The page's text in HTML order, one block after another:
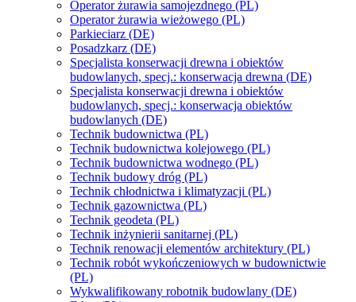
Operator żurawia samojezdnego (PL)
Operator żurawia wieżowego (PL)
Parkieciarz (DE)
Posadzkarz (DE)
Specjalista konserwacji drewna i obiektów
budowlanych, specj.: konserwacja drewna (DE)
Specjalista konserwacji drewna i obiektów
budowlanych, specj.: konserwacja obiektów
budowlanych (DE)
Technik budownictwa (PL)
Technik budownictwa kolejowego (PL)
Technik budownictwa wodnego (PL)
Technik budowy dróg (PL)
Technik chłodnictwa i klimatyzacji (PL)
Technik gazownictwa (PL)
Technik geodeta (PL)
Technik inżynierii sanitarnej (PL)
Technik renowacji elementów architektury (PL)
Technik robót wykończeniowych w budownictwie
(PL)
Wykwalifikowany robotnik budowlany (DE)